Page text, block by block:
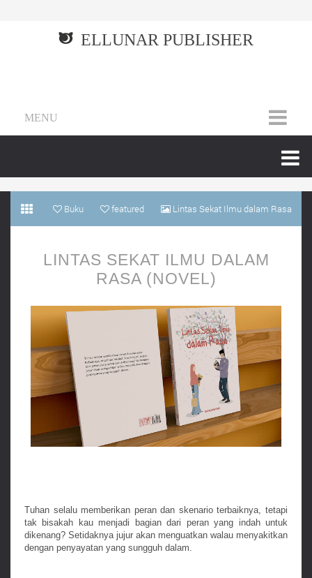
ELLUNAR PUBLISHER
MENU
Buku featured Lintas Sekat Ilmu dalam Rasa
LINTAS SEKAT ILMU DALAM
RASA (NOVEL)
Tuhan selalu memberikan peran dan skenario terbaiknya, tetapi
tak bisakah kau menjadi bagian dari peran yang indah untuk
dikenang? Setidaknya jujur akan menguatkan walau menyakitkan
dengan penyayatan yang sungguh dalam.